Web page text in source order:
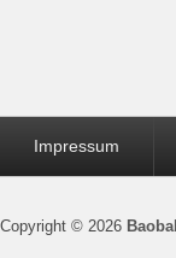
MenüImpressum
Copyright © 2026